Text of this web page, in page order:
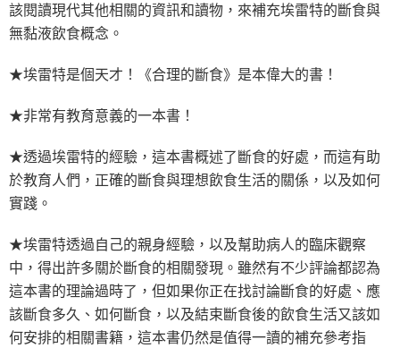
該閱讀現代其他相關的資訊和讀物，來補充埃雷特的斷食與
無黏液飲食概念。
★埃雷特是個天才！《合理的斷食》是本偉大的書！
★非常有教育意義的一本書！
★透過埃雷特的經驗，這本書概述了斷食的好處，而這有助
於教育人們，正確的斷食與理想飲食生活的關係，以及如何
實踐。
★埃雷特透過自己的親身經驗，以及幫助病人的臨床觀察
中，得出許多關於斷食的相關發現。雖然有不少評論都認為
這本書的理論過時了，但如果你正在找討論斷食的好處、應
該斷食多久、如何斷食，以及結束斷食後的飲食生活又該如
何安排的相關書籍，這本書仍然是值得一讀的補充參考指